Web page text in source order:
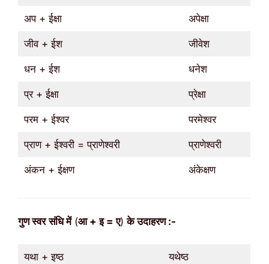
अप + ईक्षा अपेक्षा
जीव + ईश जीवेश
धन + ईश धनेश
प्र + ईक्षा प्रेक्षा
परम + ईश्वर परमेश्वर
प्राण + ईश्वरी = प्राणेश्वरी प्राणेश्वरी
अंकन + ईक्षण अंकेक्षण
गुणस्वर संधि में(आ + इ = ए)के उदाहरण :-
यथा + इष्ठ यथेष्ठ